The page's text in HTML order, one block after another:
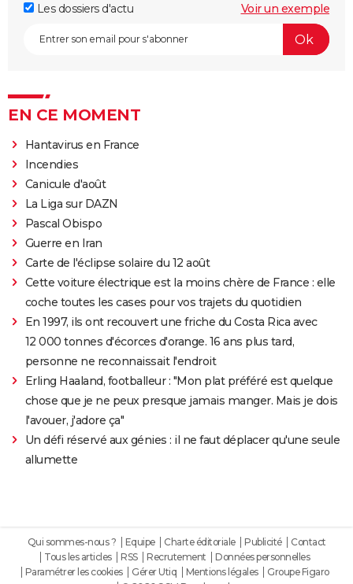
Les dossiers d'actu
Voir un exemple
EN CE MOMENT
Hantavirus en France
Incendies
Canicule d'août
La Liga sur DAZN
Pascal Obispo
Guerre en Iran
Carte de l'éclipse solaire du 12 août
Cette voiture électrique est la moins chère de France : elle
coche toutes les cases pour vos trajets du quotidien
En 1997, ils ont recouvert une friche du Costa Rica avec
12 000 tonnes d'écorces d'orange. 16 ans plus tard,
personne ne reconnaissait l'endroit
Erling Haaland, footballeur : "Mon plat préféré est quelque
chose que je ne peux presque jamais manger. Mais je dois
l'avouer, j'adore ça"
Un défi réservé aux génies : il ne faut déplacer qu'une seule
allumette
Qui sommes-nous ? Equipe Charte éditoriale Publicité
Contact
Tous les articles
RSS Recrutement
Données personnelles
Paramétrer les cookies
Gérer Utiq Mentions légales
Groupe Figaro